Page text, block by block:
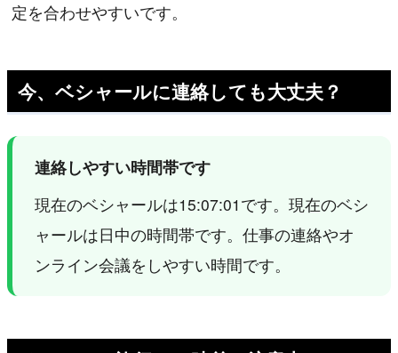
定を合わせやすいです。
今、ベシャールに連絡しても大丈夫？
連絡しやすい時間帯です
現在のベシャールは15:07:01です。現在のベシ
ャールは日中の時間帯です。仕事の連絡やオ
ンライン会議をしやすい時間です。